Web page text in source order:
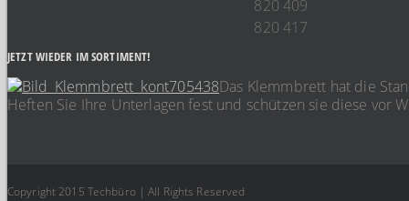
820 409
820 417
JETZT WIEDER IM SORTIMENT!
Das Klemmbrett hat die
Heften Sie Ihre Unterlagen fest und schützen sie diese vor
Copyright 2015 Techbüro | All Rights Reserved